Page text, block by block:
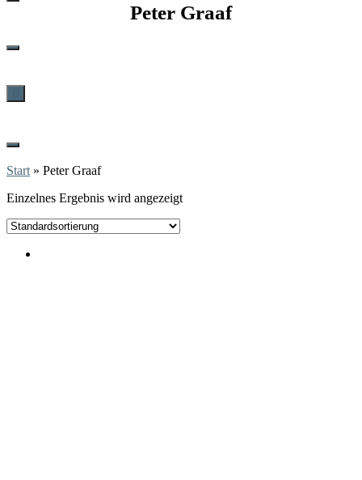
Peter Graaf
Start » Peter Graaf
Einzelnes Ergebnis wird angezeigt